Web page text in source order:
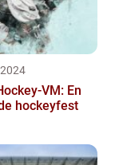
VM: En
hockeyfest